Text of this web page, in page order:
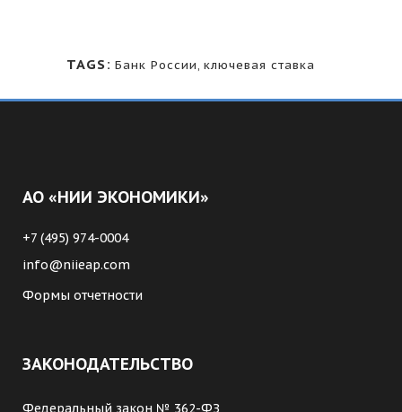
TAGS: Банк России, ключевая ставка
АО «НИИ ЭКОНОМИКИ»
+7 (495) 974-0004
info@niieap.com
Формы отчетности
ЗАКОНОДАТЕЛЬСТВО
Федеральный закон № 362-ФЗ